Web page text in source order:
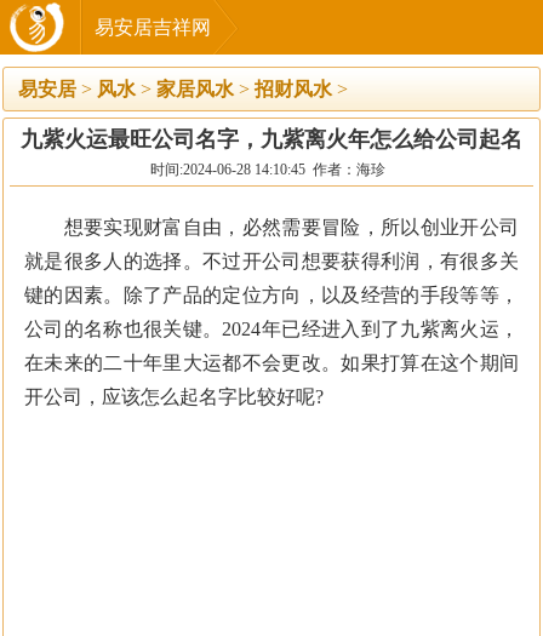
易安居吉祥网
易安居 > 风水 > 家居风水 >招财风水 >
九紫火运最旺公司名字，九紫离火年怎么给公司起名
时间:2024-06-28 14:10:45 作者：海珍
想要实现财富自由，必然需要冒险，所以创业开公司
就是很多人的选择。不过开公司想要获得利润，有很多关
键的因素。除了产品的定位方向，以及经营的手段等等，
公司的名称也很关键。2024年已经进入到了九紫离火运，
在未来的二十年里大运都不会更改。如果打算在这个期间
开公司，应该怎么起名字比较好呢?